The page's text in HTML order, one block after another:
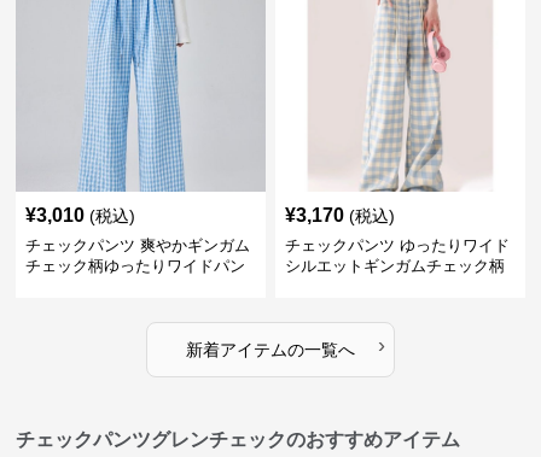
¥3,010 (税込)
チェックパンツ 爽やかギンガム
チェック柄ゆったりワイドパン
¥3,170 (税込)
チェックパンツ ゆったりワイド
シルエットギンガムチェック柄
新着アイテムの一覧へ ›
チェックパンツグレンチェックのおすすめアイテム